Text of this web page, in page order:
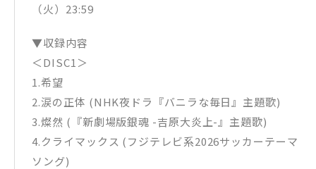
（火）23:59
▼収録内容
＜DISC1＞
1.希望
2.涙の正体 (NHK夜ドラ『バニラな毎日』主題歌)
3.燦然 (『新劇場版銀魂 -吉原大炎上-』主題歌)
4.クライマックス (フジテレビ系2026サッカーテーマ
ソング)